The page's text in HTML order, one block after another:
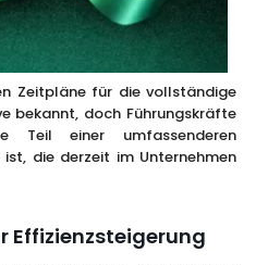
Zeitpläne für die vollständige
bekannt, doch Führungskräfte
Teil einer umfassenderen
die derzeit im Unternehmen
Effizienzsteigerung